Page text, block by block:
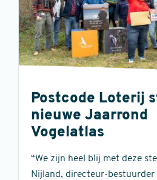
Postcode Loterij
nieuwe Jaarrond
Vogelatlas
“We zijn heel blij met deze
Nijland, directeur-bestuurder